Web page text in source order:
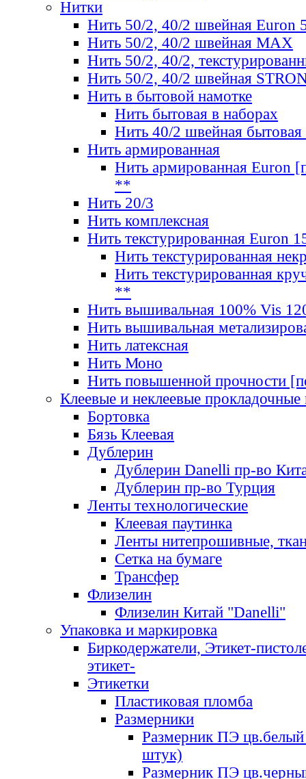
Нитки
Нить 50/2, 40/2 швейная Euron
Нить 50/2, 40/2 швейная МАХ
Нить 50/2, 40/2,
Нить 50/2, 40/2 швейная
Нить в бытовой намотке
Нить бытовая в наборах
Нить 40/2 швейная бытовая
Нить армированная
Нить армированная Euron
**
Нить 20/3
Нить комплексная
Нить текстурированная Euron
Нить текстурированная
Нить текстурированная
**
Нить вышивальная 100% Vis
Нить вышивальная
Нить латексная
Нить Моно
Нить повышенной прочности
Клеевые и неклеевые прокладочные
Бортовка
Бязь Клеевая
Дублерин
Дублерин Danelli пр-во
Дублерин пр-во Турция
Ленты технологические
Клеевая паутинка
Ленты нитепрошивные,
Сетка на бумаге
Трансфер
Флизелин
Флизелин Китай "Danelli"
Упаковка и маркировка
Биркодержатели, Этикет-
этикет-
Этикетки
Пластиковая пломба
Размерники
Размерник ПЭ цв.белый
штук)
Размерник ПЭ